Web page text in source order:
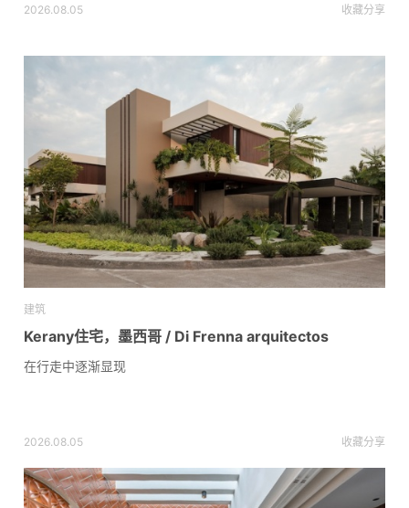
2026.08.05 收藏分享
建筑
Kerany住宅，墨西哥 / Di Frenna arquitectos
在行走中逐渐显现
2026.08.05 收藏分享